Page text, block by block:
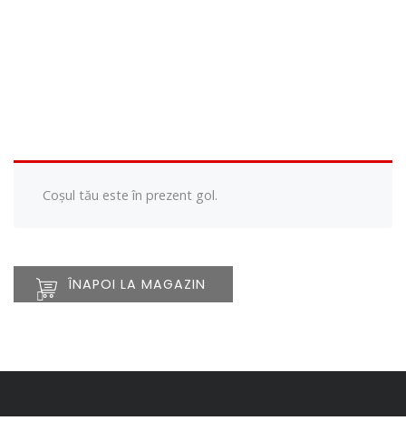
Coșul tău este în prezent gol.
ÎNAPOI LA MAGAZIN